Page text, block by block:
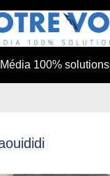
Média 100% solutions